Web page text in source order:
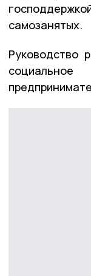
самозанятых.
Руководство